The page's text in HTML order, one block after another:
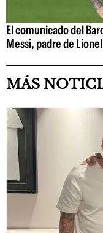
El comunicado del
Messi, padre de
MÁS